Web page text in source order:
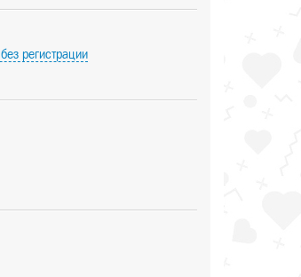
без регистрации